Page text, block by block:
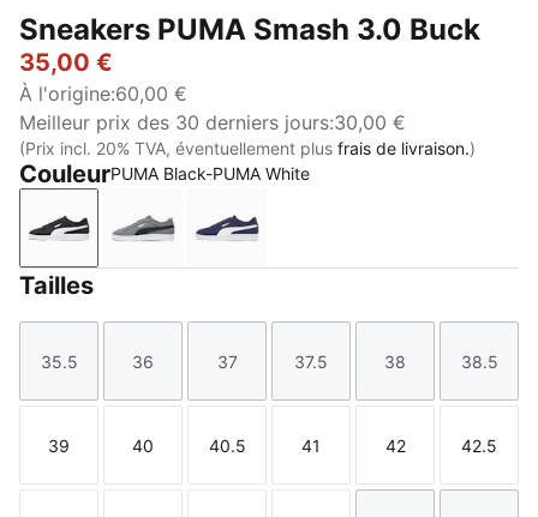
Sneakers PUMA Smash 3.0 Buck
35,00 €
À l'origine:60,00 €
Meilleur prix des 30 derniers jours:30,00 €
(Prix incl. 20% TVA, éventuellement plus frais de livraison.)
CouleurPUMA Black-PUMA White
PUMA Black-PUMA White
Cool Dark Gray-PUMA Black-PUMA Gold-
PUMA Navy-PUMA White-PUMA
Tailles
Taille
35.5
Taille
36
Taille
37
Taille
37.5
Taille
38
Taille
38.5
Taille
39
Taille
40
Taille
40.5
Taille
41
Taille
42
Taille
42.5